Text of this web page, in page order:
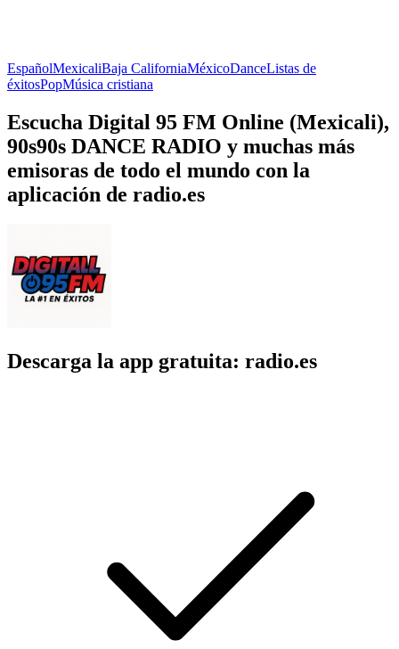
EspañolMexicaliBaja CaliforniaMéxicoDanceListas de
éxitosPopMúsica cristiana
Escucha Digital 95 FM Online (Mexicali),
90s90s DANCE RADIO y muchas más
emisoras de todo el mundo con la
aplicación de radio.es
Descarga la app gratuita: radio.es